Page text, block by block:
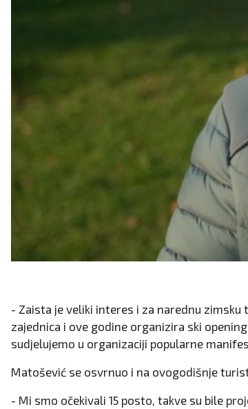
- Zaista je veliki interes i za narednu
zajednica i ove godine organizira ski
sudjelujemo u organizaciji popularne
Matošević se osvrnuo i na ovogodišnje
- Mi smo očekivali 15 posto, takve su bile